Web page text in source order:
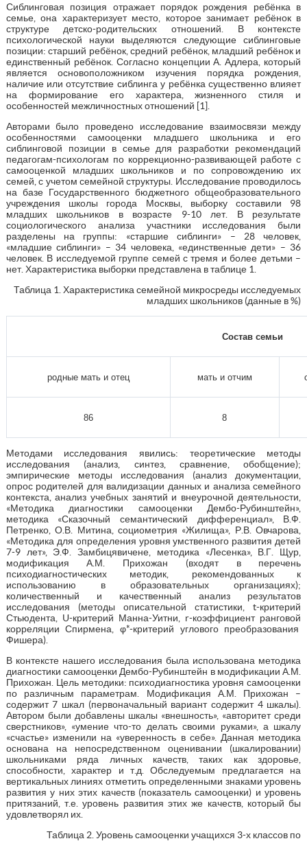
Сиблинговая позиция отражает порядок рождения ребёнка в
семье, она характеризует место, которое занимает ребёнок в
структуре детско-родительских отношений. В контексте
психологической науки выделяются следующие сиблинговые
позиции: старший ребёнок, средний ребёнок, младший ребёнок и
единственный ребёнок. Согласно концепции А. Адлера, который
является основоположником изучения порядка рождения,
наличие или отсутствие сиблинга у ребёнка существенно влияет
на формирование его характера, жизненного стиля и
особенностей межличностных отношений [1].
Авторами было проведено исследование взаимосвязи между
особенностями самооценки младшего школьника и его
сиблинговой позиции в семье для разработки рекомендаций
педагогам-психологам по коррекционно-развивающей работе с
самооценкой младших школьников и по сопровождению их
семей, с учетом семейной структуры. Исследование проводилось
на базе Государственного бюджетного общеобразовательного
учреждения школы города Москвы, выборку составили 98
младших школьников в возрасте 9-10 лет. В результате
социологического анализа участники исследования были
разделены на группы: «старшие сиблинги» – 28 человек,
«младшие сиблинги» – 34 человека, «единственные дети» – 36
человек. В исследуемой группе семей с тремя и более детьми –
нет. Характеристика выборки представлена в таблице 1.
Таблица 1. Характеристика семейной микросреды исследуемых
младших школьников (данные в %)
Состав семьи
родные мать и отец мать и отчим
86 8
Методами исследования явились: теоретические методы
исследования (анализ, синтез, сравнение, обобщение);
эмпирические методы исследования (анализ документации,
опрос родителей для валидизации данных и анализа семейного
контекста, анализ учебных занятий и внеурочной деятельности,
«Методика диагностики самооценки Дембо-Рубинштейн»,
методика «Сказочный семантический дифференциал», В.Ф.
Петренко, О.В. Митина, социометрия «Жилища», Р.В. Овчарова,
«Методика для определения уровня умственного развития детей
7-9 лет», Э.Ф. Замбицявичене, методика «Лесенка», В.Г. Щур,
модификация А.М. Прихожан (входят в перечень
психодиагностических методик, рекомендованных к
использованию в образовательных организациях);
количественный и качественный анализ результатов
исследования (методы описательной статистики, t-критерий
Стьюдента, U-критерий Манна-Уитни, r-коэффициент ранговой
корреляции Спирмена, φ*-критерий углового преобразования
Фишера).
В контексте нашего исследования была использована методика
диагностики самооценки Дембо-Рубинштейн в модификации А.М.
Прихожан. Цель методики: психодиагностика уровня самооценки
по различным параметрам. Модификация А.М. Прихожан –
содержит 7 шкал (первоначальный вариант содержит 4 шкалы).
Автором были добавлены шкалы «внешность», «авторитет среди
сверстников», «умение что-то делать своими руками», а шкалу
«счастье» изменили на «уверенность в себе». Данная методика
основана на непосредственном оценивании (шкалировании)
школьниками ряда личных качеств, таких как здоровье,
способности, характер и т.д. Обследуемым предлагается на
вертикальных линиях отметить определенными знаками уровень
развития у них этих качеств (показатель самооценки) и уровень
притязаний, т.е. уровень развития этих же качеств, который бы
удовлетворял их.
Таблица 2. Уровень самооценки учащихся 3-х классов по